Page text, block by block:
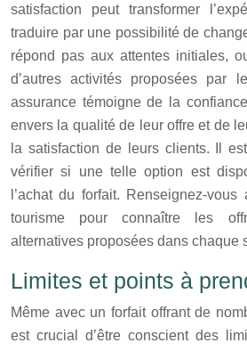
satisfaction peut transformer
traduire par une possibilité de
répond pas aux attentes initiales,
d’autres activités proposées par
assurance témoigne de la
envers la qualité de leur offre et de
la satisfaction de leurs clients. Il
vérifier si une telle option est
l’achat du forfait. Renseignez-
tourisme pour connaître les
alternatives proposées dans chaque
Limites et points à
Même avec un forfait offrant de
est crucial d’être conscient des